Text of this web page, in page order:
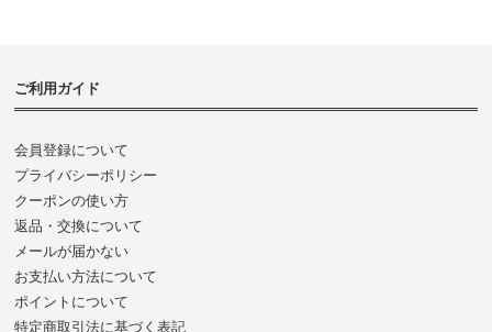
ご利用ガイド
会員登録について
プライバシーポリシー
クーポンの使い方
返品・交換について
メールが届かない
お支払い方法について
ポイントについて
特定商取引法に基づく表記